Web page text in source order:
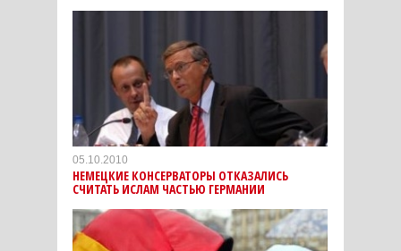
05.10.2010
НЕМЕЦКИЕ КОНСЕРВАТОРЫ ОТКАЗАЛИСЬ
СЧИТАТЬ ИСЛАМ ЧАСТЬЮ ГЕРМАНИИ